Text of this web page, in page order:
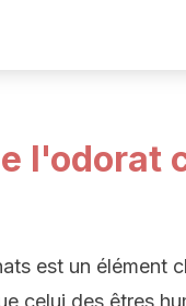
l'odorat
est un élément
celui des êtres